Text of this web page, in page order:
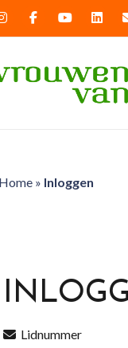
Home» Inloggen
Lidnummer